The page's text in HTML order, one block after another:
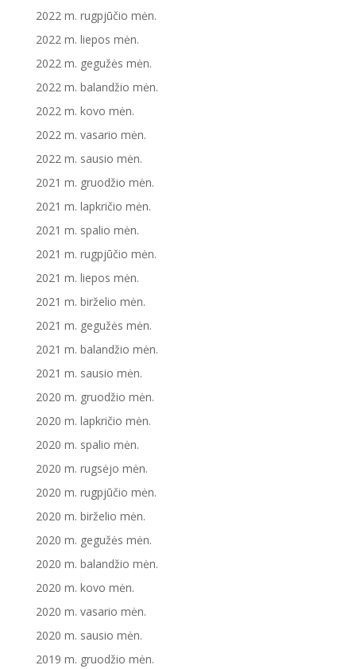
2022 m. rugpjūčio mėn.
2022 m. liepos mėn.
2022 m. gegužės mėn.
2022 m. balandžio mėn.
2022 m. kovo mėn.
2022 m. vasario mėn.
2022 m. sausio mėn.
2021 m. gruodžio mėn.
2021 m. lapkričio mėn.
2021 m. spalio mėn.
2021 m. rugpjūčio mėn.
2021 m. liepos mėn.
2021 m. birželio mėn.
2021 m. gegužės mėn.
2021 m. balandžio mėn.
2021 m. sausio mėn.
2020 m. gruodžio mėn.
2020 m. lapkričio mėn.
2020 m. spalio mėn.
2020 m. rugsėjo mėn.
2020 m. rugpjūčio mėn.
2020 m. birželio mėn.
2020 m. gegužės mėn.
2020 m. balandžio mėn.
2020 m. kovo mėn.
2020 m. vasario mėn.
2020 m. sausio mėn.
2019 m. gruodžio mėn.